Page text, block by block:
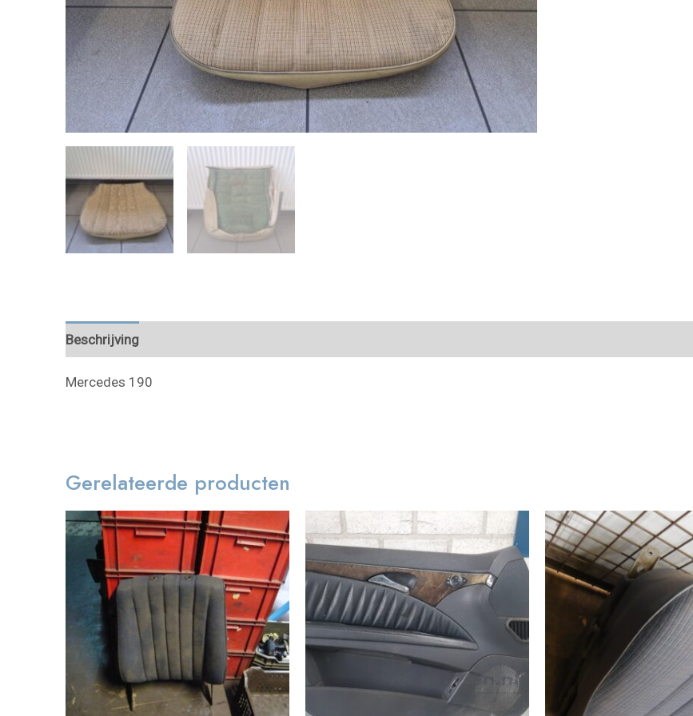
Beschrijving
Mercedes 190
Gerelateerde producten